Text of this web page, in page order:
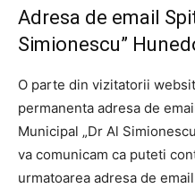
Adresa de email
Simionescu”
O parte din vizitatorii
permanenta adresa de
Municipal „Dr Al
va comunicam ca puteti
urmatoarea adresa de